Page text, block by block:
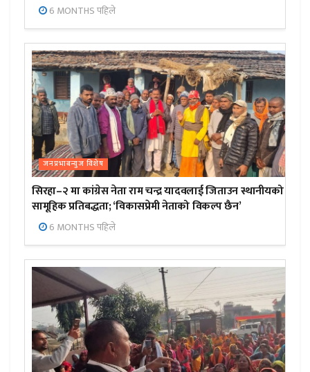
6 MONTHS पहिले
जनप्रभाबन्युज विशेष
सिरहा–२ मा कांग्रेस नेता राम चन्द्र यादवलाई जिताउन स्थानीयको
सामूहिक प्रतिबद्धता; ‘विकासप्रेमी नेताको विकल्प छैन’
6 MONTHS पहिले